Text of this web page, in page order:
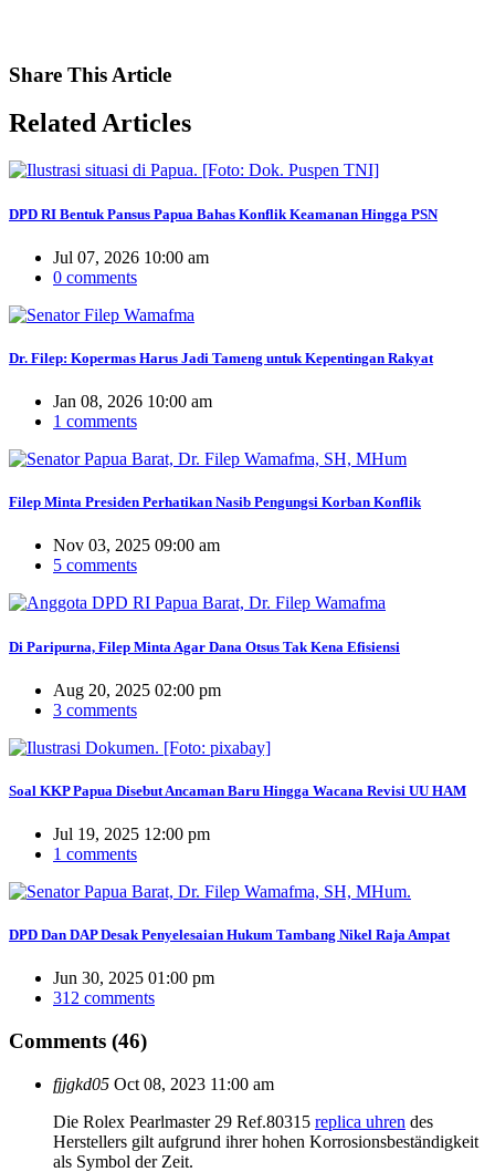
Share This Article
RelatedArticles
DPD RI Bentuk Pansus Papua Bahas Konflik Keamanan Hingga PSN
Jul 07, 2026 10:00 am
0 comments
Dr. Filep: Kopermas Harus Jadi Tameng untuk Kepentingan Rakyat
Jan 08, 2026 10:00 am
1 comments
Filep Minta Presiden Perhatikan Nasib Pengungsi Korban Konflik
Nov 03, 2025 09:00 am
5 comments
Di Paripurna, Filep Minta Agar Dana Otsus Tak Kena Efisiensi
Aug 20, 2025 02:00 pm
3 comments
Soal KKP Papua Disebut Ancaman Baru Hingga Wacana Revisi UU HAM
Jul 19, 2025 12:00 pm
1 comments
DPD Dan DAP Desak Penyelesaian Hukum Tambang Nikel Raja Ampat
Jun 30, 2025 01:00 pm
312 comments
Comments (46)
fjjgkd05 Oct 08, 2023 11:00 am
Die Rolex Pearlmaster 29 Ref.80315 replica uhren des
Herstellers gilt aufgrund ihrer hohen Korrosionsbeständigkeit
als Symbol der Zeit.